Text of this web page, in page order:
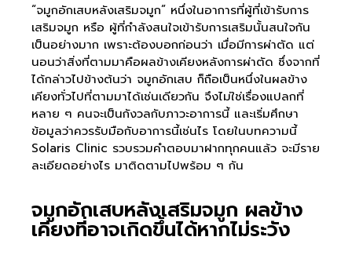
“จมูกอักเสบหลังเสริมจมูก” หนึ่งในอาการที่ผู้ที่เข้ารับการ
เสริมจมูก หรือ ผู้ที่กำลังสนใจเข้ารับการเสริมนั้นสนใจกัน
เป็นอย่างมาก เพราะต้องบอกก่อนว่า เมื่อมีการผ่าตัด แต่
นอนว่าสิ่งที่ตามมาคือผลข้างเคียงหลังการผ่าตัด ซึ่งจากที่
ได้กล่าวไปข้างต้นว่า จมูกอักเสบ ก็ถือเป็นหนึ่งในผลข้าง
เคียงทั่วไปที่ตามมาได้เช่นเดียวกัน จึงไม่ใช่เรื่องแปลกที่
หลาย ๆ คนจะเป็นกังวลกับภาวะอาการนี้ และเริ่มศึกษา
ข้อมูลว่าควรรับมือกับอาการนี้เช่นไร โดยในบทความนี้
Solaris Clinic รวบรวมคำตอบมาฝากทุกคนแล้ว จะมีราย
ละเอียดอย่างไร มาติดตามไปพร้อม ๆ กัน
จมูกอักเสบหลังเสริมจมูก ผลข้าง
เคียงที่อาจเกิดขึ้นได้หากไม่ระวัง